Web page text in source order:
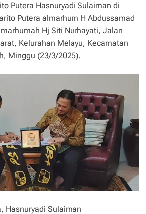
Putera Hasnuryadi Sulaiman di
Putera almarhum H Abdussamad
Hj Siti Nurhayati, Jalan
Kelurahan Melayu, Kecamatan
Minggu (23/3/2025).
Hasnuryadi Sulaiman